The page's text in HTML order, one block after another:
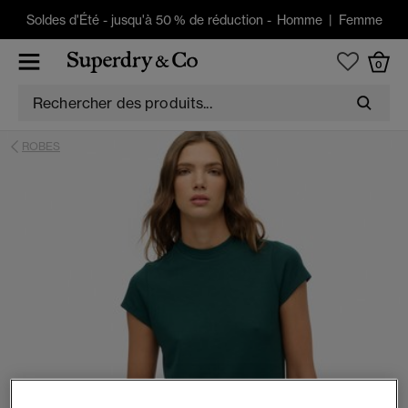
Soldes d'Été -jusqu'à 50 % de réduction - Homme| Femme
0
ROBES